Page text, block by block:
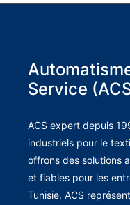
Service
ACS expert depuis
industriels pour le
offrons des solutions
et fiables pour les
Tunisie. ACS